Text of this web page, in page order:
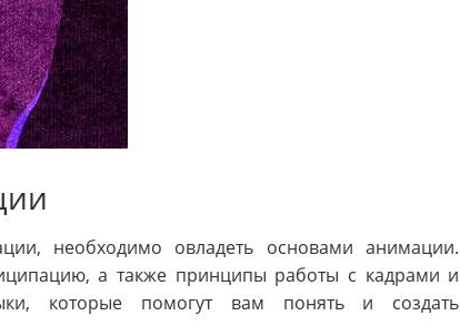
необходимо овладеть основами анимации.
а также принципы работы с кадрами и
которые помогут вам понять и создать